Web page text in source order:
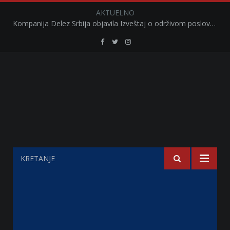
AKTUELNO
Kompanija Delez Srbija objavila Izveštaj o održivom poslovanju za 2025. godinu Briga o zajednici kroz program „Hrana za sve“ i edukaciju učenika
RetailRetailRetail
KRETANJE